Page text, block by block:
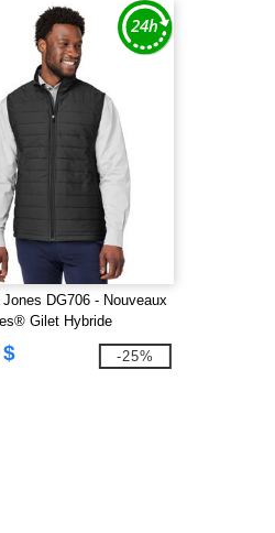
Jones DG706 - Nouveaux
Gilet Hybride
pour Hommes
-25%